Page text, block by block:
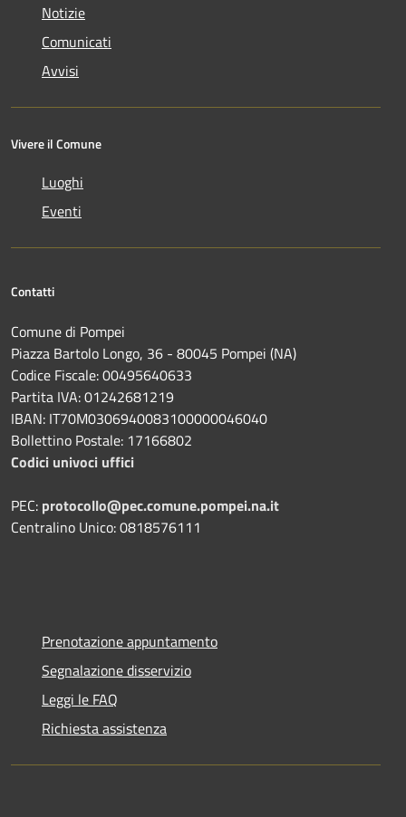
Notizie
Comunicati
Avvisi
Vivere il Comune
Luoghi
Eventi
Contatti
Comune di Pompei
Piazza Bartolo Longo, 36 - 80045 Pompei (NA)
Codice Fiscale: 00495640633
Partita IVA: 01242681219
IBAN: IT70M0306940083100000046040
Bollettino Postale: 17166802
Codici univoci uffici
PEC: protocollo@pec.comune.pompei.na.it
Centralino Unico: 0818576111
Prenotazione appuntamento
Segnalazione disservizio
Leggi le FAQ
Richiesta assistenza